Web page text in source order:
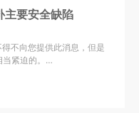
要安全缺陷
不向您提供此消息，但是
当紧迫的。…